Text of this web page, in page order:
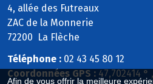
Afin de vous offrir la meilleure
4, allée des Futreaux
ZAC de la Monnerie
72200 La Flèche
Téléphone : 02 43 45 80 12
Coordonnées GPS : 47,702414 ° ,